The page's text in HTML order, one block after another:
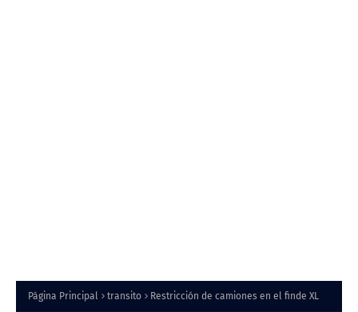
Página Principal transito Restricción de camiones en el finde XL